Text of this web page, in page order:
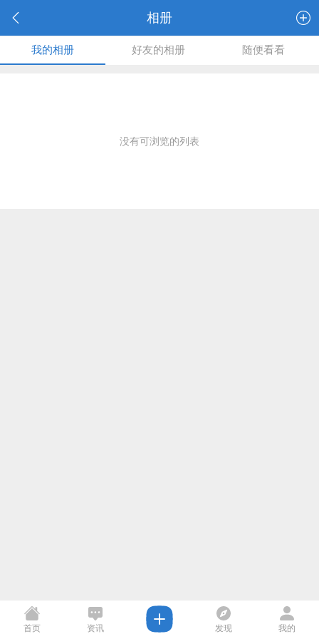
相册
我的相册 好友的相册 随便看看
没有可浏览的列表
首页 资讯 发现 我的